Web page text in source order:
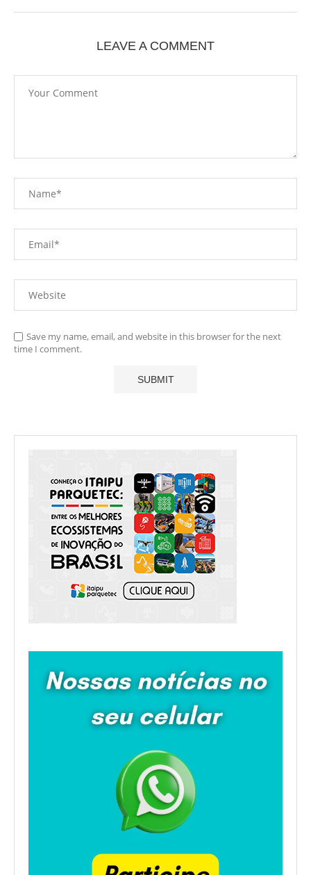
LEAVE A COMMENT
Save my name, email, and website in this browser for the next
time I comment.